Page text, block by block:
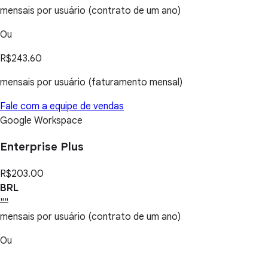
mensais por usuário (contrato de um ano)
Ou
R$243.60
mensais por usuário (faturamento mensal)
Fale com a equipe de vendas
Google Workspace
Enterprise Plus
R$203.00
BRL
""
mensais por usuário (contrato de um ano)
Ou